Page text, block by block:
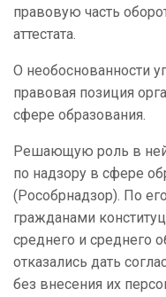
правовую часть
аттестата.
О необоснованности
правовая позиция
сфере образования.
Решающую роль в
по надзору в сфере
(Рособрнадзор). По
гражданами
среднего и среднего
отказались дать
без внесения их